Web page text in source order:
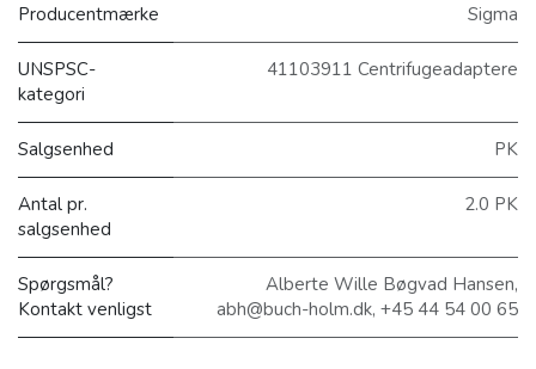
Producentmærke Sigma
UNSPSC-
kategori
41103911 Centrifugeadaptere
Salgsenhed PK
Antal pr.
salgsenhed
2.0 PK
Spørgsmål?
Kontakt venligst
Alberte Wille Bøgvad Hansen,
abh@buch-holm.dk, +45 44 54 00 65